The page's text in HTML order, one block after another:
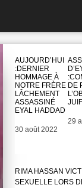
AUJOURD’HUI
:DERNIER
HOMMAGE À
NOTRE FRÈRE
LÂCHEMENT
ASSASSINÉ
EYAL HADDAD
Date
30 août 2022
DE
29
RIMA HASSAN
SEXUELLE LORS